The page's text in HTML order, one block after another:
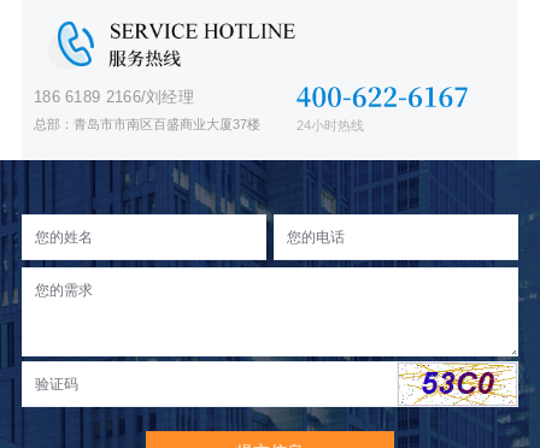
186 6189 2166/刘经理
总部：青岛市市南区百盛商业大厦37楼 24小时热线